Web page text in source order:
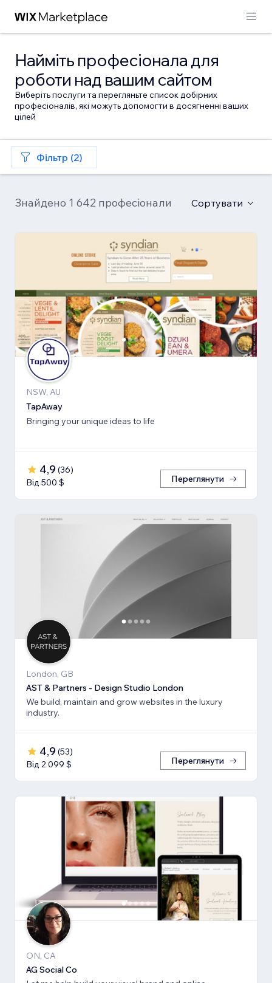
Найміть професіонала для
роботи над вашим сайтом
Виберіть послуги та перегляньте список добірних
професіоналів, які можуть допомогти в досягненні ваших
цілей
Фільтр (2)
Знайдено 1 642 професіонали Сортувати
NSW, AU
TapAway
Bringing your unique ideas to life
4,9 (36)
Від 500 $
Переглянути
London, GB
AST & Partners - Design Studio London
We build, maintain and grow websites in the luxury
industry.
4,9 (53)
Від 2 099 $
Переглянути
ON, CA
AG Social Co